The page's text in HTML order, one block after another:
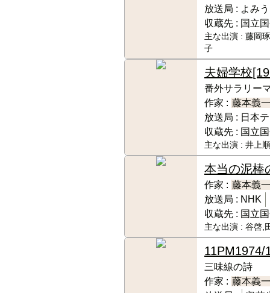
放送局 : よみ
収蔵先 : 国立
主な出演 : 藤岡
子
夫婦学校
番外サラリー
作家 : 藤本義一
放送局 : 日本
収蔵先 : 国立
主な出演 : 井上
本当の泥棒
作家 : 藤本義一
放送局 : NHK
収蔵先 : 国立
主な出演 : 谷啓,
11PM1974/
三味線の詩
作家 : 藤本義一